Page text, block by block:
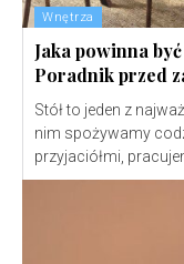
Wnętrza
Jaka powinna
Poradnik przed
Stół to jeden z
nim spożywamy
przyjaciółmi,